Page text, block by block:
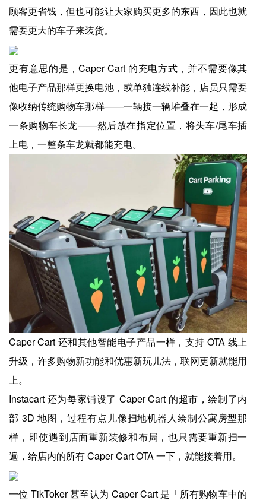
顾客更省钱，但也可能让大家购买更多的东西，因此也就
需要更大的车子来装货。
更有意思的是，Caper Cart 的充电方式，并不需要像其
他电子产品那样更换电池，或单独连线补能，店员只需要
像收纳传统购物车那样——一辆接一辆堆叠在一起，形成
一条购物车长龙——然后放在指定位置，将头车/尾车插
上电，一整条车龙就都能充电。
Caper Cart 还和其他智能电子产品一样，支持 OTA 线上
升级，许多购物新功能和优惠新玩儿法，联网更新就能用
上。
Instacart 还为每家铺设了 Caper Cart 的超市，绘制了内
部 3D 地图，过程有点儿像扫地机器人绘制公寓房型那
样，即使遇到店面重新装修和布局，也只需要重新扫一
遍，给店内的所有 Caper Cart OTA 一下，就能接着用。
一位 TikToker 甚至认为 Caper Cart 是「所有购物车中的